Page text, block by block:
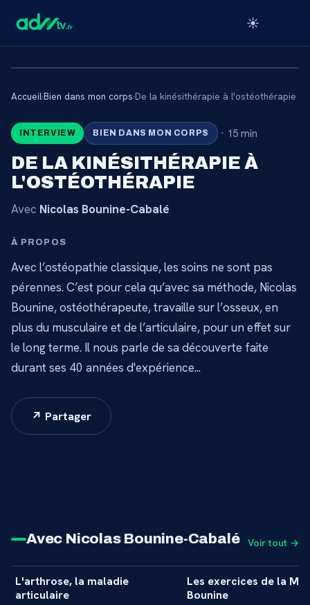
☀️
CONTENU RÉSERVÉ AUX
ABONNÉS
abonnez-vous pour accéder au catalogue.
Accueil›Bien dans mon corps›De la kinésithérapie à l'ostéothérapie
INTERVIEW BIEN DANS MON CORPS · 15 min
DE LA KINÉSITHÉRAPIE À
L'OSTÉOTHÉRAPIE
Avec Nicolas Bounine-Cabalé
À PROPOS
Avec l’ostéopathie classique, les soins ne sont pas
pérennes. C’est pour cela qu’avec sa méthode, Nicolas
Bounine, ostéothérapeute, travaille sur l’osseux, en
plus du musculaire et de l’articulaire, pour un effet sur
le long terme. Il nous parle de sa découverte faite
durant ses 40 années d'expérience...
↗ Partager
Avec Nicolas Bounine-Cabalé Voir tout →
INTERVIEW
L'arthrose, la maladie
articulaire
INITIATION
Les exercices de la
Bounine